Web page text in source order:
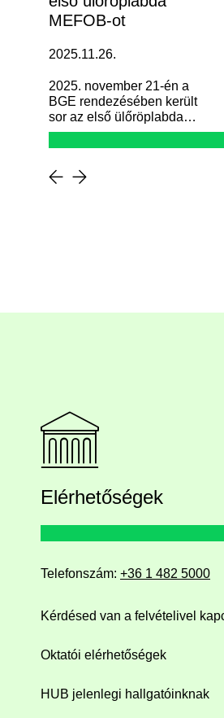
MEFOB-ot
2025.11.26.
2025. november 21-én a
BGE rendezésében került
sor az első ülőröplabda
MEFOB-ra.
Elérhetőségek
Telefonszám: +36 1 482 5000
Kérdésed van a felvételivel
Oktatói elérhetőségek
HUB jelenlegi hallgatóinknak